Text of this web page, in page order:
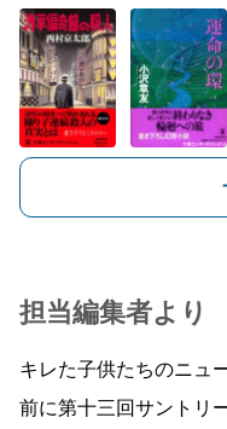
担当編集者より
キレた子供たちのニュ
前に第十三回サントリ